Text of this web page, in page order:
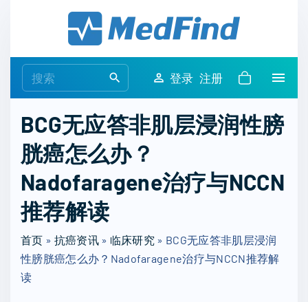
e
r
f
:
登录 注册
BCG无应答非肌层浸润性膀
胱癌怎么办？
Nadofaragene治疗与NCCN
推荐解读
首页 » 抗癌资讯» 临床研究 » BCG无应答非肌层浸润
性膀胱癌怎么办？Nadofaragene治疗与NCCN推荐解
读